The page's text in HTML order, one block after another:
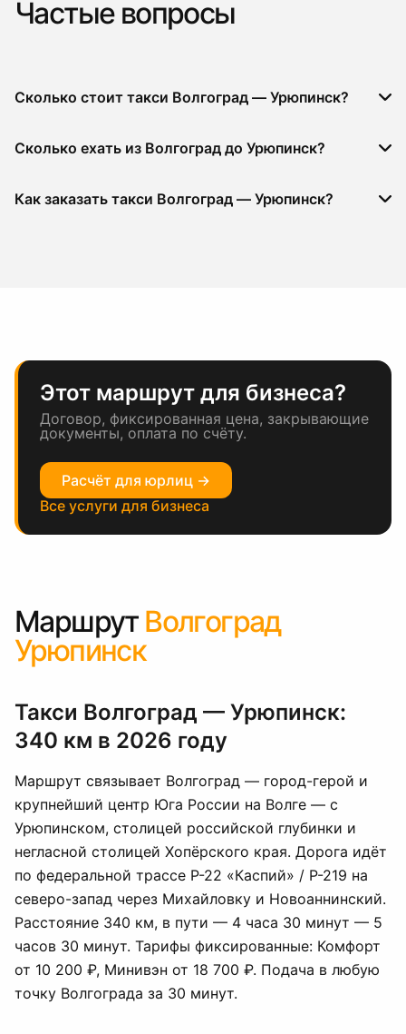
Частые вопросы
Сколько стоит такси Волгоград — Урюпинск?
Сколько ехать из Волгоград до Урюпинск?
Как заказать такси Волгоград — Урюпинск?
Этот маршрут для бизнеса?
Договор, фиксированная цена, закрывающие
документы, оплата по счёту.
Расчёт для юрлиц →
Все услуги для бизнеса
Маршрут Волгоград
Урюпинск
Такси Волгоград — Урюпинск:
340 км в 2026 году
Маршрут связывает Волгоград — город-герой и
крупнейший центр Юга России на Волге — с
Урюпинском, столицей российской глубинки и
негласной столицей Хопёрского края. Дорога идёт
по федеральной трассе Р-22 «Каспий» / Р-219 на
северо-запад через Михайловку и Новоаннинский.
Расстояние 340 км, в пути — 4 часа 30 минут — 5
часов 30 минут. Тарифы фиксированные: Комфорт
от 10 200 ₽, Минивэн от 18 700 ₽. Подача в любую
точку Волгограда за 30 минут.